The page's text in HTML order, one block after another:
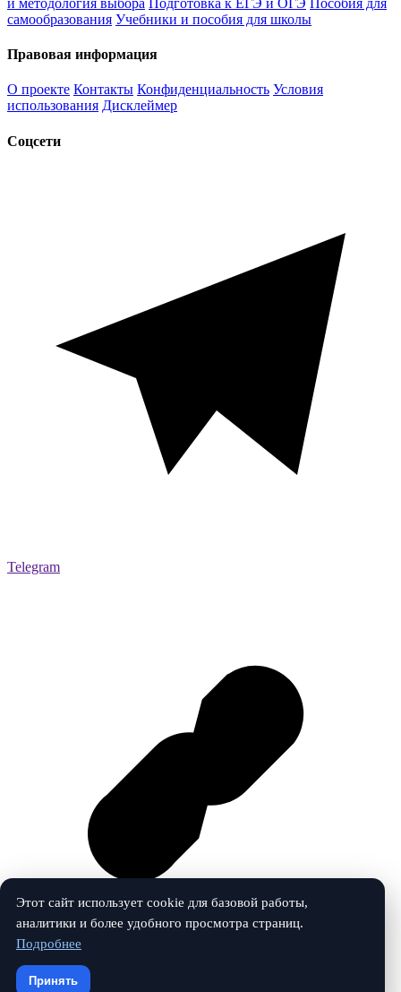
самообразования Учебники и пособия для школы
Правовая информация
О проекте Контакты Конфиденциальность Условия
использования Дисклеймер
Соцсети
Telegram
Vk
Этот сайт использует cookie для базовой работы,
аналитики и более удобного просмотра страниц.
Подробнее
Принять